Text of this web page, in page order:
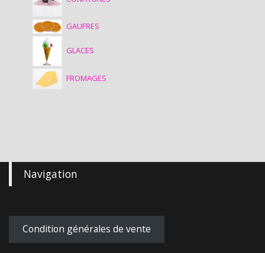
GAUFRES
GLACES
FROMAGES
Navigation
Condition générales de vente